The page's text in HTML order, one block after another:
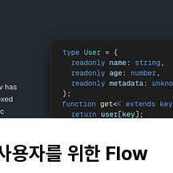
자를 위한 Flow